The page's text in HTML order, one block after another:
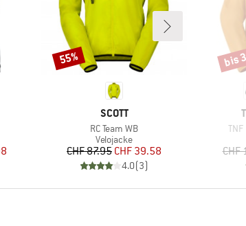
MARKE
SCOTT
Artikel
RC Team WB
Produktgruppe
Velojacke
Preis
CHF 87.95 reduzierter Preis
CHF 39.58
4.0(3)
Rabatt
55%
CHF
bis